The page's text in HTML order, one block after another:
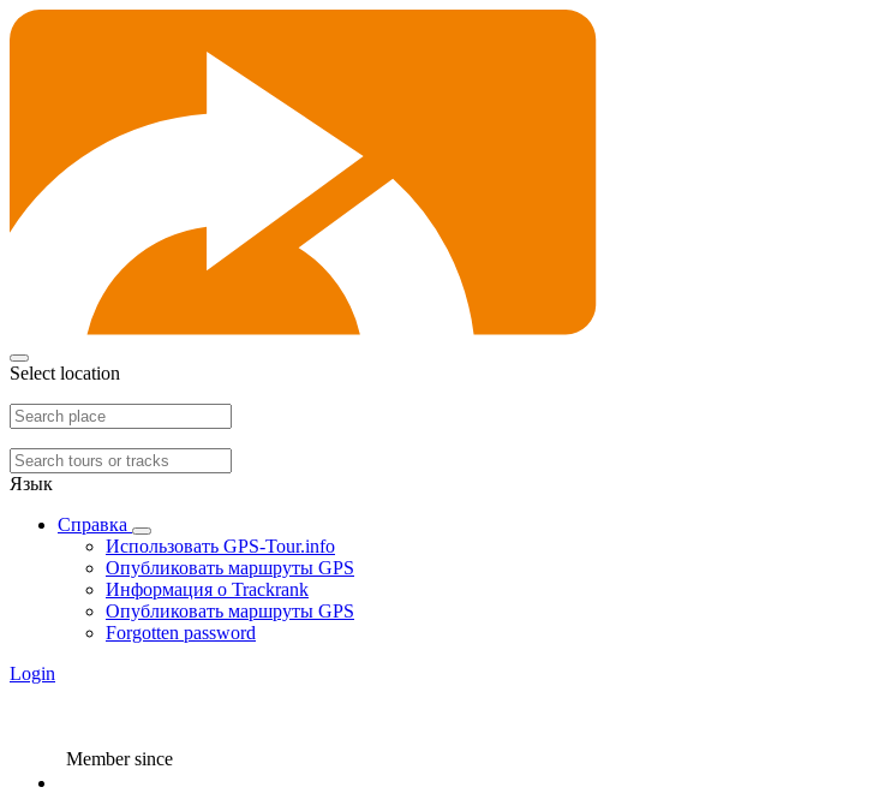
Select location
Язык
Справка
Использовать GPS-Tour.info
Опубликовать маршруты GPS
Информация о Trackrank
Опубликовать маршруты GPS
Forgotten password
Login
Member since